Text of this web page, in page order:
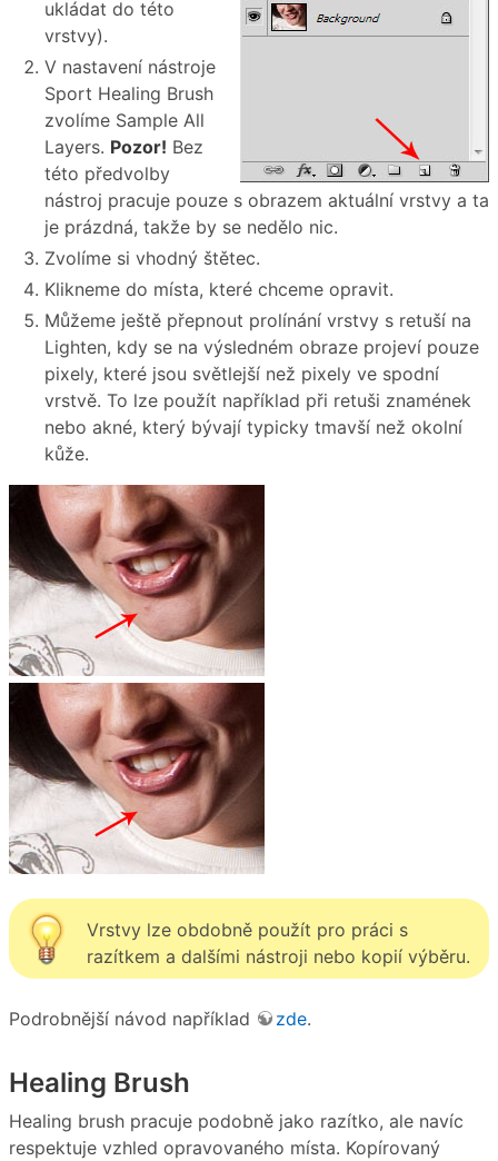
ukládat do této
vrstvy).
V nastavení nástroje
Sport Healing Brush
zvolíme Sample All
Layers. Pozor! Bez
této předvolby
nástroj pracuje pouze s obrazem aktuální vrstvy a ta
je prázdná, takže by se nedělo nic.
Zvolíme si vhodný štětec.
Klikneme do místa, které chceme opravit.
Můžeme ještě přepnout prolínání vrstvy s retuší na
Lighten, kdy se na výsledném obraze projeví pouze
pixely, které jsou světlejší než pixely ve spodní
vrstvě. To lze použít například při retuši znamének
nebo akné, který bývají typicky tmavší než okolní
kůže.
Vrstvy lze obdobně použít pro práci s
razítkem a dalšími nástroji nebo kopií výběru.
Podrobnější návod například zde.
Healing Brush
Healing brush pracuje podobně jako razítko, ale navíc
respektuje vzhled opravovaného místa. Kopírovaný